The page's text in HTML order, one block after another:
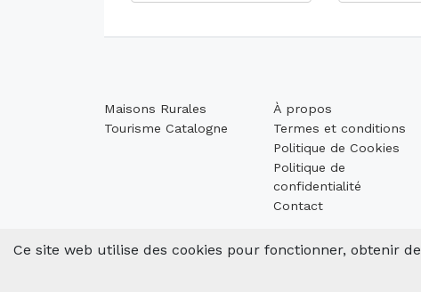
Maisons Rurales
Tourisme Catalogne
À propos
Termes et conditions
Politique de Cookies
Politique de
confidentialité
Contact
Ce site web utilise des cookies pour fonctionner, obtenir